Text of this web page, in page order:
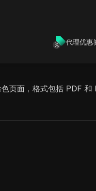
代理优惠
页面，格式包括 PDF